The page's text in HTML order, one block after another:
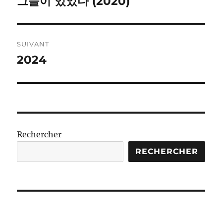
SUIVANT
Publication
2024
Rechercher
RECHERCHER